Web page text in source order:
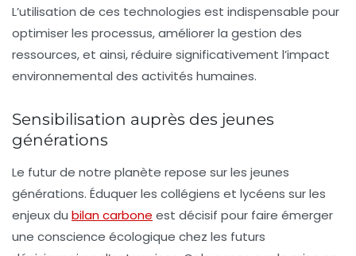
L’utilisation de ces technologies est indispensable pour
optimiser les processus, améliorer la gestion des
ressources, et ainsi, réduire significativement l’impact
environnemental des activités humaines.
Sensibilisation auprès des jeunes
générations
Le futur de notre planète repose sur les jeunes
générations. Éduquer les collégiens et lycéens sur les
enjeux du bilan carbone est décisif pour faire émerger
une conscience écologique chez les futurs